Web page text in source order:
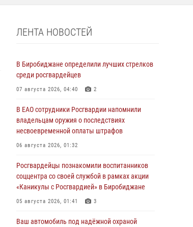
ЛЕНТА НОВОСТЕЙ
В Биробиджане определили лучших стрелков
среди росгвардейцев
07 августа 2026, 04:40 2
В ЕАО сотрудники Росгвардии напомнили
владельцам оружия о последствиях
несвоевременной оплаты штрафов
06 августа 2026, 01:32
Росгвардейцы познакомили воспитанников
соццентра со своей службой в рамках акции
«Каникулы с Росгвардией» в Биробиджане
05 августа 2026, 01:41 3
Ваш автомобиль под надёжной охраной